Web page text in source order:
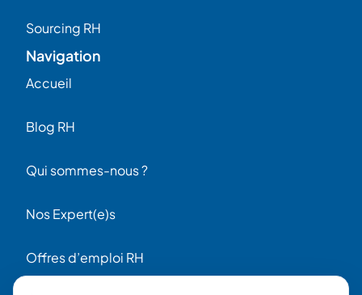
Sourcing RH
Navigation
Accueil
Blog RH
Qui sommes-nous ?
Nos Expert(e)s
Offres d’emploi RH